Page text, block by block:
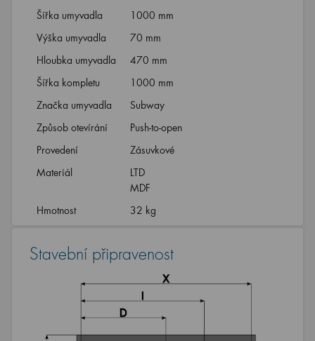
Šířka umyvadla
1000 mm
Výška umyvadla
70 mm
Hloubka umyvadla
470 mm
Šířka kompletu
1000 mm
Značka umyvadla
Subway
Způsob otevírání
Push-to-open
Provedení
Zásuvkové
Materiál
LTD
MDF
Hmotnost
32 kg
Stavební připravenost